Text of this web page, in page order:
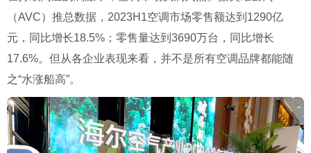
（AVC）推总数据，2023H1空调市场零售额达到1290亿
元，同比增长18.5%；零售量达到3690万台，同比增长
17.6%。但从各企业表现来看，并不是所有空调品牌都能随
之“水涨船高”。